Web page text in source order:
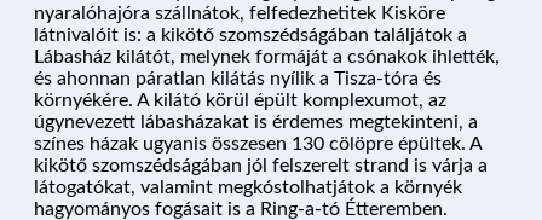
nyaralóhajóra szállnátok, felfedezhetitek Kisköre
látnivalóit is: a kikötő szomszédságában találjátok a
Lábasház kilátót, melynek formáját a csónakok ihlették,
és ahonnan páratlan kilátás nyílik a Tisza-tóra és
környékére. A kilátó körül épült komplexumot, az
úgynevezett lábasházakat is érdemes megtekinteni, a
színes házak ugyanis összesen 130 cölöpre épültek. A
kikötő szomszédságában jól felszerelt strand is várja a
látogatókat, valamint megkóstolhatjátok a környék
hagyományos fogásait is a Ring-a-tó Étteremben.